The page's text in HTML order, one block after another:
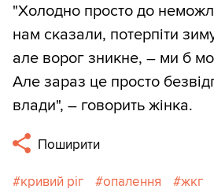
"Холодно просто до
нам сказали, потерпіти
але ворог зникне, – ми б
Але зараз це просто
влади", – говорить жінка.
Поширити
кривий ріг опалення жкг